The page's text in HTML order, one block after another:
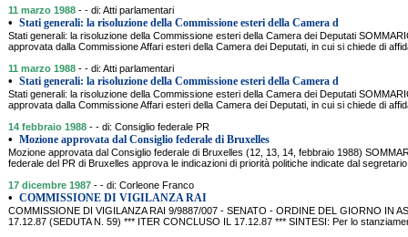
11 marzo 1988 - - di: Atti parlamentari
• Stati generali: la risoluzione della Commissione esteri della Camera d
Stati generali: la risoluzione della Commissione esteri della Camera dei Deputati
approvata dalla Commissione Affari esteri della Camera dei Deputati, in cui si chiede di
11 marzo 1988 - - di: Atti parlamentari
• Stati generali: la risoluzione della Commissione esteri della Camera d
Stati generali: la risoluzione della Commissione esteri della Camera dei Deputati
approvata dalla Commissione Affari esteri della Camera dei Deputati, in cui si chiede di
14 febbraio 1988 - - di: Consiglio federale PR
• Mozione approvata dal Consiglio federale di Bruxelles
Mozione approvata dal Consiglio federale di Bruxelles (12, 13, 14, febbraio 1988)
federale del PR di Bruxelles approva le indicazioni di priorità politiche indicate dal
17 dicembre 1987 - - di: Corleone Franco
• COMMISSIONE DI VIGILANZA RAI
COMMISSIONE DI VIGILANZA RAI 9/9887/007 - SENATO - ORDINE DEL GIORNO IN
17.12.87 (SEDUTA N. 59) *** ITER CONCLUSO IL 17.12.87 *** SINTESI: Per lo